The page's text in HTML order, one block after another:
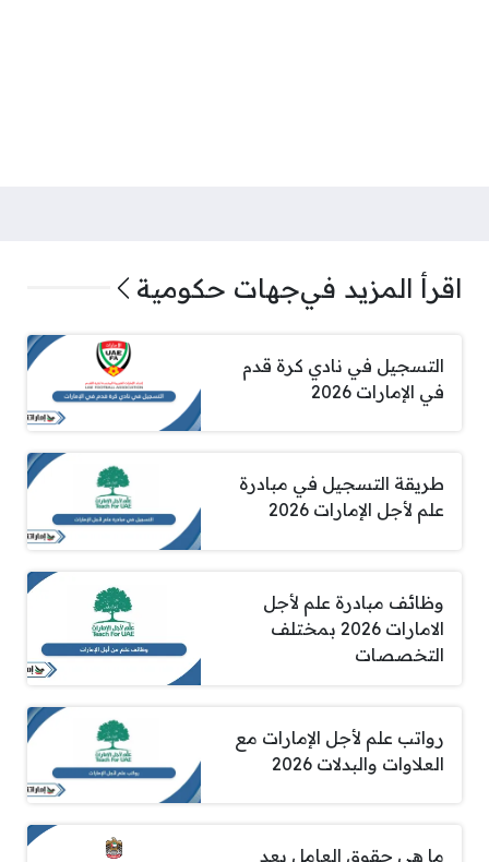
اقرأ المزيد فيجهات حكومية
التسجيل في نادي كرة قدم
في الإمارات 2026
طريقة التسجيل في مبادرة
علم لأجل الإمارات 2026
وظائف مبادرة علم لأجل
الامارات 2026 بمختلف
التخصصات
رواتب علم لأجل الإمارات مع
العلاوات والبدلات 2026
ما هي حقوق العامل بعد